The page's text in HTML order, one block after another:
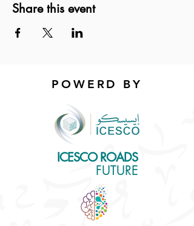
Share this event
POWERD BY
ICESCO ROADS
FUTURE